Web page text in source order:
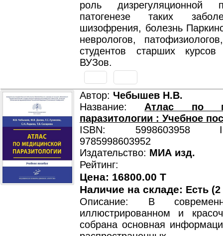
роль дизрегуляционной
патогенезе таких
шизофрения, болезнь
неврологов,
студентов старших курсов
ВУЗов.
Автор: Чебышев Н.В.
Название: Атлас по
паразитологии : Учебное
ISBN: 5998603958
9785998603952
Издательство: МИА изд.
Рейтинг:
Цена: 16800.00 T
Наличие на складе: Есть
Описание: В
иллюстрированном и
собрана основная